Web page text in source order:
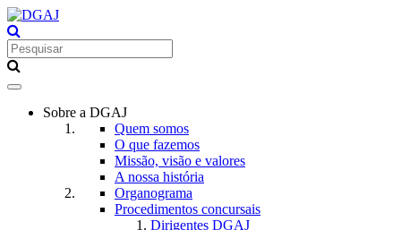
Toggle
navigationSobre a DGAJ
Quem somos
O que fazemos
Missão, visão e valores
A nossa história
Organograma
Procedimentos concursais
Dirigentes DGAJ